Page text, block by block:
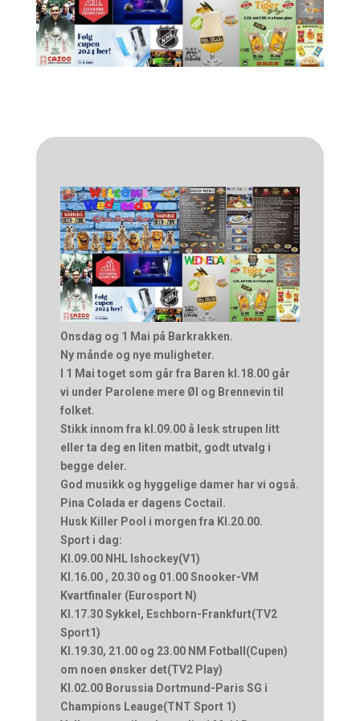
Onsdag og 1 Mai på Barkrakken.
Ny månde og nye muligheter.
I 1 Mai toget som går fra Baren kl.18.00 går
vi under Parolene mere Øl og Brennevin til
folket.
Stikk innom fra kl.09.00 å lesk strupen litt
eller ta deg en liten matbit, godt utvalg i
begge deler.
God musikk og hyggelige damer har vi også.
Pina Colada er dagens Coctail.
Husk Killer Pool i morgen fra Kl.20.00.
Sport i dag:
Kl.09.00 NHL Ishockey(V1)
Kl.16.00 , 20.30 og 01.00 Snooker-VM
Kvartfinaler (Eurosport N)
Kl.17.30 Sykkel, Eschborn-Frankfurt(TV2
Sport1)
Kl.19.30, 21.00 og 23.00 NM Fotball(Cupen)
om noen ønsker det(TV2 Play)
Kl.02.00 Borussia Dortmund-Paris SG i
Champions Leauge(TNT Sport 1)